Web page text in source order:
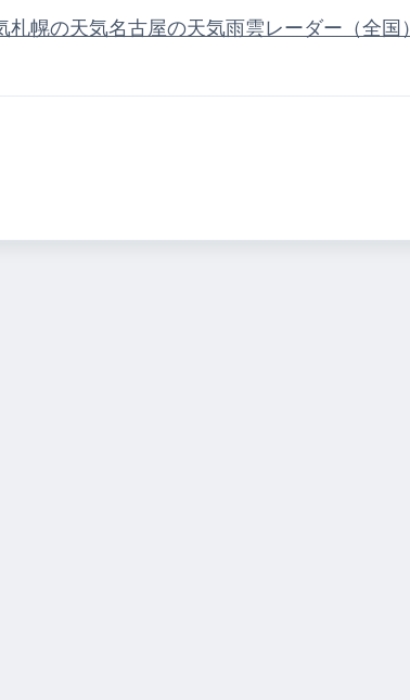
札幌の天気名古屋の天気雨雲レーダー（全国）